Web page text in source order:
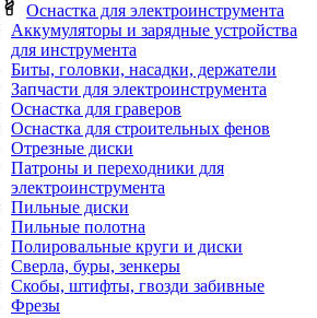
Оснастка для электроинструмента
Аккумуляторы и зарядные устройства
для инструмента
Биты, головки, насадки, держатели
Запчасти для электроинструмента
Оснастка для граверов
Оснастка для строительных фенов
Отрезные диски
Патроны и переходники для
электроинструмента
Пильные диски
Пильные полотна
Полировальные круги и диски
Сверла, буры, зенкеры
Скобы, штифты, гвозди забивные
Фрезы